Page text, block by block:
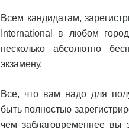
Всем кандидатам,
International в любом
несколько абсолютно
экзамену.
Все, что вам надо для
быть полностью
чем заблаговременнее вы